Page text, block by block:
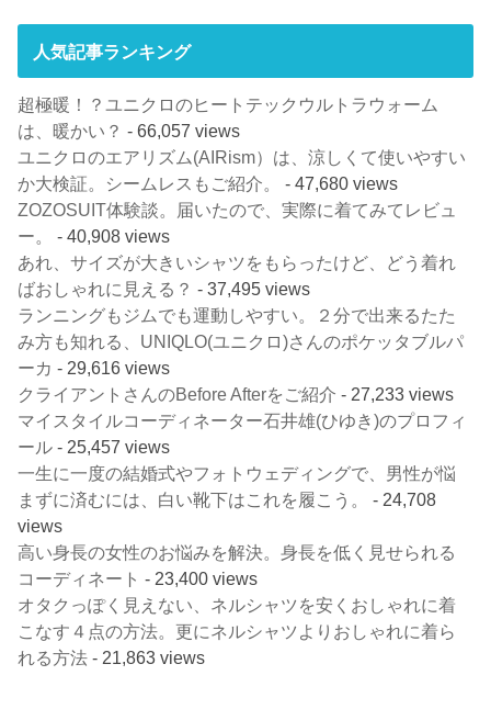
人気記事ランキング
超極暖！？ユニクロのヒートテックウルトラウォーム
は、暖かい？ - 66,057 views
ユニクロのエアリズム(AIRism）は、涼しくて使いやすい
か大検証。シームレスもご紹介。
- 47,680 views
ZOZOSUIT体験談。届いたので、実際に着てみてレビュ
ー。
- 40,908 views
あれ、サイズが大きいシャツをもらったけど、どう着れ
ばおしゃれに見える？ - 37,495 views
ランニングもジムでも運動しやすい。２分で出来るたた
み方も知れる、UNIQLO(ユニクロ)さんのポケッタブルパ
ーカ - 29,616 views
クライアントさんのBefore Afterをご紹介 - 27,233 views
マイスタイルコーディネーター石井雄(ひゆき)のプロフィ
ール - 25,457 views
一生に一度の結婚式やフォトウェディングで、男性が悩
まずに済むには、白い靴下はこれを履こう。
- 24,708
views
高い身長の女性のお悩みを解決。身長を低く見せられる
コーディネート - 23,400 views
オタクっぽく見えない、ネルシャツを安くおしゃれに着
こなす４点の方法。更にネルシャツよりおしゃれに着ら
れる方法 - 21,863 views